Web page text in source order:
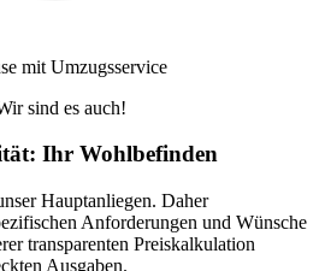
mit Umzugsservice
sind es auch!
Ihr Wohlbefinden
Hauptanliegen. Daher
Anforderungen und Wünsche
transparenten Preiskalkulation
Ausgaben.